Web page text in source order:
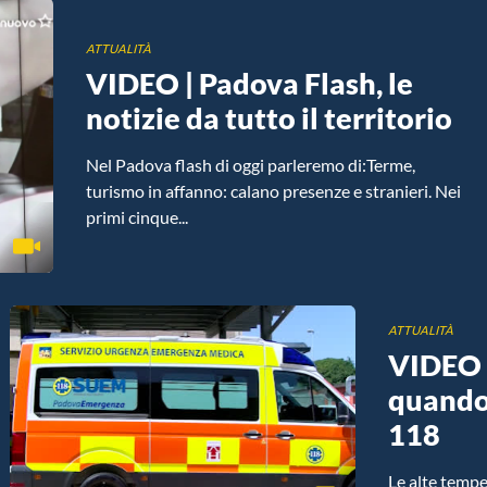
ATTUALITÀ
VIDEO | Padova Flash, le
notizie da tutto il territorio
Nel Padova flash di oggi parleremo di:Terme,
turismo in affanno: calano presenze e stranieri. Nei
primi cinque...
ATTUALITÀ
118
Le alte